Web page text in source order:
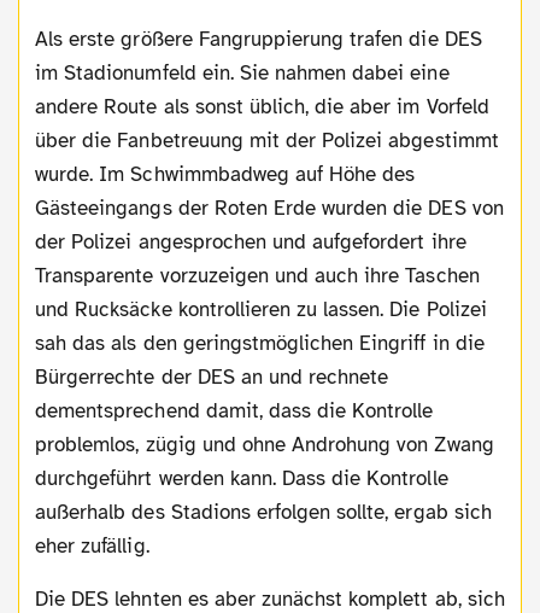
Als erste größere Fangruppierung trafen die DES
im Stadionumfeld ein. Sie nahmen dabei eine
andere Route als sonst üblich, die aber im Vorfeld
über die Fanbetreuung mit der Polizei abgestimmt
wurde. Im Schwimmbadweg auf Höhe des
Gästeeingangs der Roten Erde wurden die DES von
der Polizei angesprochen und aufgefordert ihre
Transparente vorzuzeigen und auch ihre Taschen
und Rucksäcke kontrollieren zu lassen. Die Polizei
sah das als den geringstmöglichen Eingriff in die
Bürgerrechte der DES an und rechnete
dementsprechend damit, dass die Kontrolle
problemlos, zügig und ohne Androhung von Zwang
durchgeführt werden kann. Dass die Kontrolle
außerhalb des Stadions erfolgen sollte, ergab sich
eher zufällig.
Die DES lehnten es aber zunächst komplett ab, sich